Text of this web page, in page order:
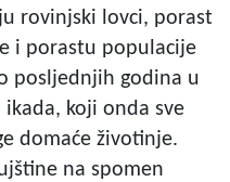
rovinjski lovci, porast
i porastu populacije
posljednjih godina u
ikada, koji onda sve
domaće životinje.
na spomen